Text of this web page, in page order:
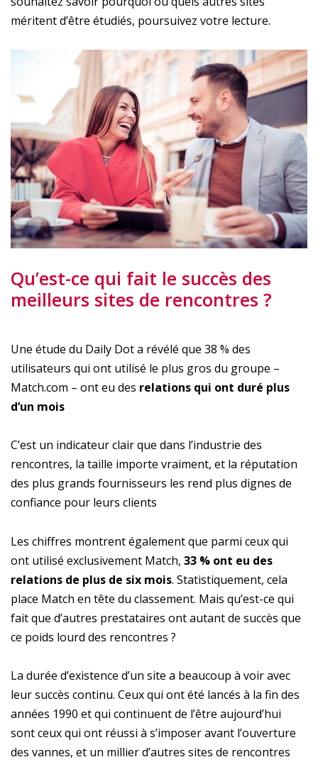
méritent d’être étudiés, poursuivez votre lecture.
Qu’est-ce qui fait le succès des
meilleurs sites de rencontres ?
Une étude du Daily Dot a révélé que 38 % des
utilisateurs qui ont utilisé le plus gros du groupe –
Match.com – ont eu des relations qui ont duré plus
d’un mois
C’est un indicateur clair que dans l’industrie des
rencontres, la taille importe vraiment, et la réputation
des plus grands fournisseurs les rend plus dignes de
confiance pour leurs clients
Les chiffres montrent également que parmi ceux qui
ont utilisé exclusivement Match, 33 % ont eu des
relations de plus de six mois. Statistiquement, cela
place Match en tête du classement. Mais qu’est-ce qui
fait que d’autres prestataires ont autant de succès que
ce poids lourd des rencontres ?
La durée d’existence d’un site a beaucoup à voir avec
leur succès continu. Ceux qui ont été lancés à la fin des
années 1990 et qui continuent de l’être aujourd’hui
sont ceux qui ont réussi à s’imposer avant l’ouverture
des vannes, et un millier d’autres sites de rencontres